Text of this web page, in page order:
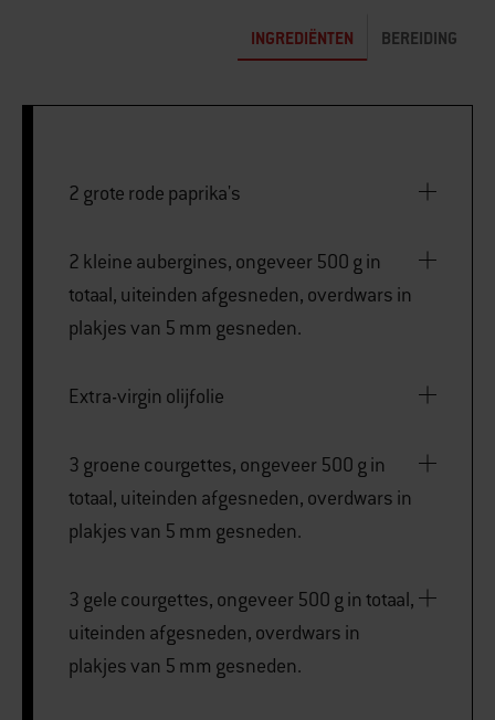
INGREDIËNTEN BEREIDING
2 grote rode paprika's
2 kleine aubergines, ongeveer 500 g in
totaal, uiteinden afgesneden, overdwars in
plakjes van 5 mm gesneden.
Extra-virgin olijfolie
3 groene courgettes, ongeveer 500 g in
totaal, uiteinden afgesneden, overdwars in
plakjes van 5 mm gesneden.
3 gele courgettes, ongeveer 500 g in totaal,
uiteinden afgesneden, overdwars in
plakjes van 5 mm gesneden.